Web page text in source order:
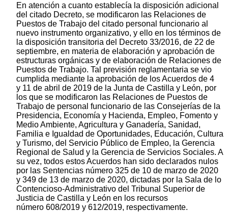
En atención a cuanto establecía la disposición adicional
del citado Decreto, se modificaron las Relaciones de
Puestos de Trabajo del citado personal funcionario al
nuevo instrumento organizativo, y ello en los términos de
la disposición transitoria del Decreto 33/2016, de 22 de
septiembre, en materia de elaboración y aprobación de
estructuras orgánicas y de elaboración de Relaciones de
Puestos de Trabajo. Tal previsión reglamentaria se vio
cumplida mediante la aprobación de los Acuerdos de 4
y 11 de abril de 2019 de la Junta de Castilla y León, por
los que se modificaron las Relaciones de Puestos de
Trabajo de personal funcionario de las Consejerías de la
Presidencia, Economía y Hacienda, Empleo, Fomento y
Medio Ambiente, Agricultura y Ganadería, Sanidad,
Familia e Igualdad de Oportunidades, Educación, Cultura
y Turismo, del Servicio Público de Empleo, la Gerencia
Regional de Salud y la Gerencia de Servicios Sociales. A
su vez, todos estos Acuerdos han sido declarados nulos
por las Sentencias número 325 de 10 de marzo de 2020
y 349 de 13 de marzo de 2020, dictadas por la Sala de lo
Contencioso-Administrativo del Tribunal Superior de
Justicia de Castilla y León en los recursos
número 608/2019 y 612/2019, respectivamente.